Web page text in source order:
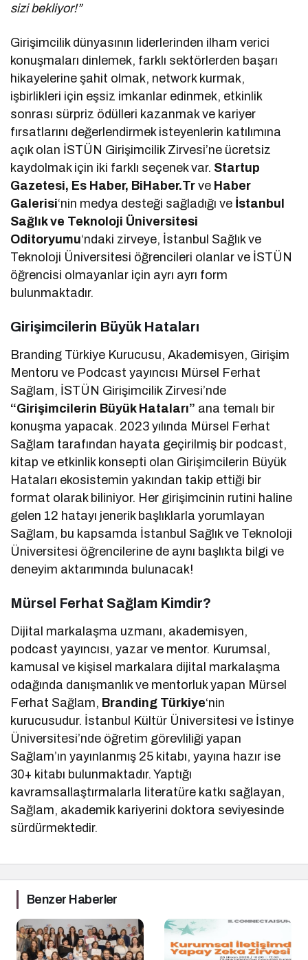
sizi bekliyor!”
Girişimcilik dünyasının liderlerinden ilham verici
konuşmaları dinlemek, farklı sektörlerden başarı
hikayelerine şahit olmak, network kurmak,
işbirlikleri için eşsiz imkanlar edinmek, etkinlik
sonrası sürpriz ödülleri kazanmak ve kariyer
fırsatlarını değerlendirmek isteyenlerin katılımına
açık olan İSTÜN Girişimcilik Zirvesi’ne ücretsiz
kaydolmak için iki farklı seçenek var. Startup
Gazetesi, Es Haber, BiHaber.Tr ve Haber
Galerisi‘nin medya desteği sağladığı ve İstanbul
Sağlık ve Teknoloji Üniversitesi
Oditoryumu‘ndaki zirveye, İstanbul Sağlık ve
Teknoloji Üniversitesi öğrencileri olanlar ve İSTÜN
öğrencisi olmayanlar için ayrı ayrı form
bulunmaktadır.
Girişimcilerin Büyük Hataları
Branding Türkiye Kurucusu, Akademisyen, Girişim
Mentoru ve Podcast yayıncısı Mürsel Ferhat
Sağlam, İSTÜN Girişimcilik Zirvesi’nde
“Girişimcilerin Büyük Hataları” ana temalı bir
konuşma yapacak. 2023 yılında Mürsel Ferhat
Sağlam tarafından hayata geçirilmiş bir podcast,
kitap ve etkinlik konsepti olan Girişimcilerin Büyük
Hataları ekosistemin yakından takip ettiği bir
format olarak biliniyor. Her girişimcinin rutini haline
gelen 12 hatayı jenerik başlıklarla yorumlayan
Sağlam, bu kapsamda İstanbul Sağlık ve Teknoloji
Üniversitesi öğrencilerine de aynı başlıkta bilgi ve
deneyim aktarımında bulunacak!
Mürsel Ferhat Sağlam Kimdir?
Dijital markalaşma uzmanı, akademisyen,
podcast yayıncısı, yazar ve mentor. Kurumsal,
kamusal ve kişisel markalara dijital markalaşma
odağında danışmanlık ve mentorluk yapan Mürsel
Ferhat Sağlam, Branding Türkiye‘nin
kurucusudur. İstanbul Kültür Üniversitesi ve İstinye
Üniversitesi’nde öğretim görevliliği yapan
Sağlam’ın yayınlanmış 25 kitabı, yayına hazır ise
30+ kitabı bulunmaktadır. Yaptığı
kavramsallaştırmalarla literatüre katkı sağlayan,
Sağlam, akademik kariyerini doktora seviyesinde
sürdürmektedir.
Benzer Haberler